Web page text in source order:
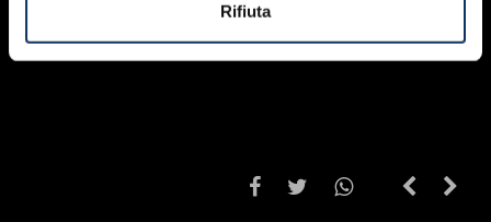
Rifiuta